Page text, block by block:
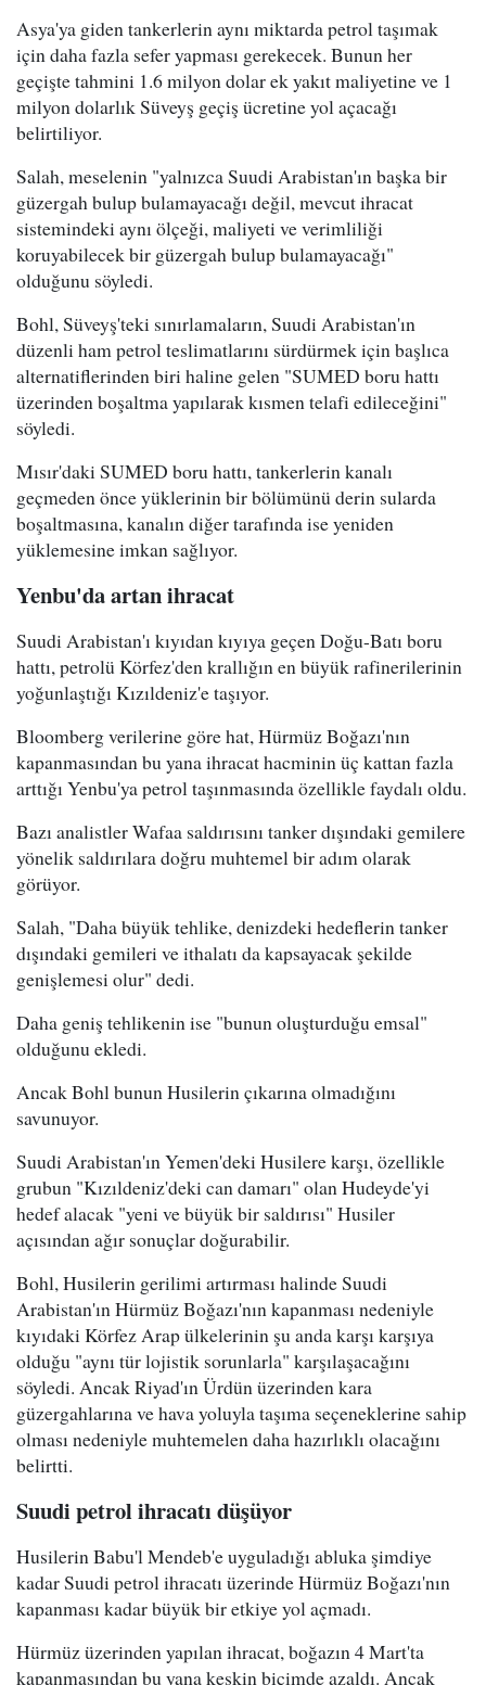
Asya'ya giden tankerlerin aynı miktarda petrol taşımak
için daha fazla sefer yapması gerekecek. Bunun her
geçişte tahmini 1.6 milyon dolar ek yakıt maliyetine ve 1
milyon dolarlık Süveyş geçiş ücretine yol açacağı
belirtiliyor.
Salah, meselenin "yalnızca Suudi Arabistan'ın başka bir
güzergah bulup bulamayacağı değil, mevcut ihracat
sistemindeki aynı ölçeği, maliyeti ve verimliliği
koruyabilecek bir güzergah bulup bulamayacağı"
olduğunu söyledi.
Bohl, Süveyş'teki sınırlamaların, Suudi Arabistan'ın
düzenli ham petrol teslimatlarını sürdürmek için başlıca
alternatiflerinden biri haline gelen "SUMED boru hattı
üzerinden boşaltma yapılarak kısmen telafi edileceğini"
söyledi.
Mısır'daki SUMED boru hattı, tankerlerin kanalı
geçmeden önce yüklerinin bir bölümünü derin sularda
boşaltmasına, kanalın diğer tarafında ise yeniden
yüklemesine imkan sağlıyor.
Yenbu'da artan ihracat
Suudi Arabistan'ı kıyıdan kıyıya geçen Doğu-Batı boru
hattı, petrolü Körfez'den krallığın en büyük rafinerilerinin
yoğunlaştığı Kızıldeniz'e taşıyor.
Bloomberg verilerine göre hat, Hürmüz Boğazı'nın
kapanmasından bu yana ihracat hacminin üç kattan fazla
arttığı Yenbu'ya petrol taşınmasında özellikle faydalı oldu.
Bazı analistler Wafaa saldırısını tanker dışındaki gemilere
yönelik saldırılara doğru muhtemel bir adım olarak
görüyor.
Salah, "Daha büyük tehlike, denizdeki hedeflerin tanker
dışındaki gemileri ve ithalatı da kapsayacak şekilde
genişlemesi olur" dedi.
Daha geniş tehlikenin ise "bunun oluşturduğu emsal"
olduğunu ekledi.
Ancak Bohl bunun Husilerin çıkarına olmadığını
savunuyor.
Suudi Arabistan'ın Yemen'deki Husilere karşı, özellikle
grubun "Kızıldeniz'deki can damarı" olan Hudeyde'yi
hedef alacak "yeni ve büyük bir saldırısı" Husiler
açısından ağır sonuçlar doğurabilir.
Bohl, Husilerin gerilimi artırması halinde Suudi
Arabistan'ın Hürmüz Boğazı'nın kapanması nedeniyle
kıyıdaki Körfez Arap ülkelerinin şu anda karşı karşıya
olduğu "aynı tür lojistik sorunlarla" karşılaşacağını
söyledi. Ancak Riyad'ın Ürdün üzerinden kara
güzergahlarına ve hava yoluyla taşıma seçeneklerine sahip
olması nedeniyle muhtemelen daha hazırlıklı olacağını
belirtti.
Suudi petrol ihracatı düşüyor
Husilerin Babu'l Mendeb'e uyguladığı abluka şimdiye
kadar Suudi petrol ihracatı üzerinde Hürmüz Boğazı'nın
kapanması kadar büyük bir etkiye yol açmadı.
Hürmüz üzerinden yapılan ihracat, boğazın 4 Mart'ta
kapanmasından bu yana keskin biçimde azaldı. Ancak